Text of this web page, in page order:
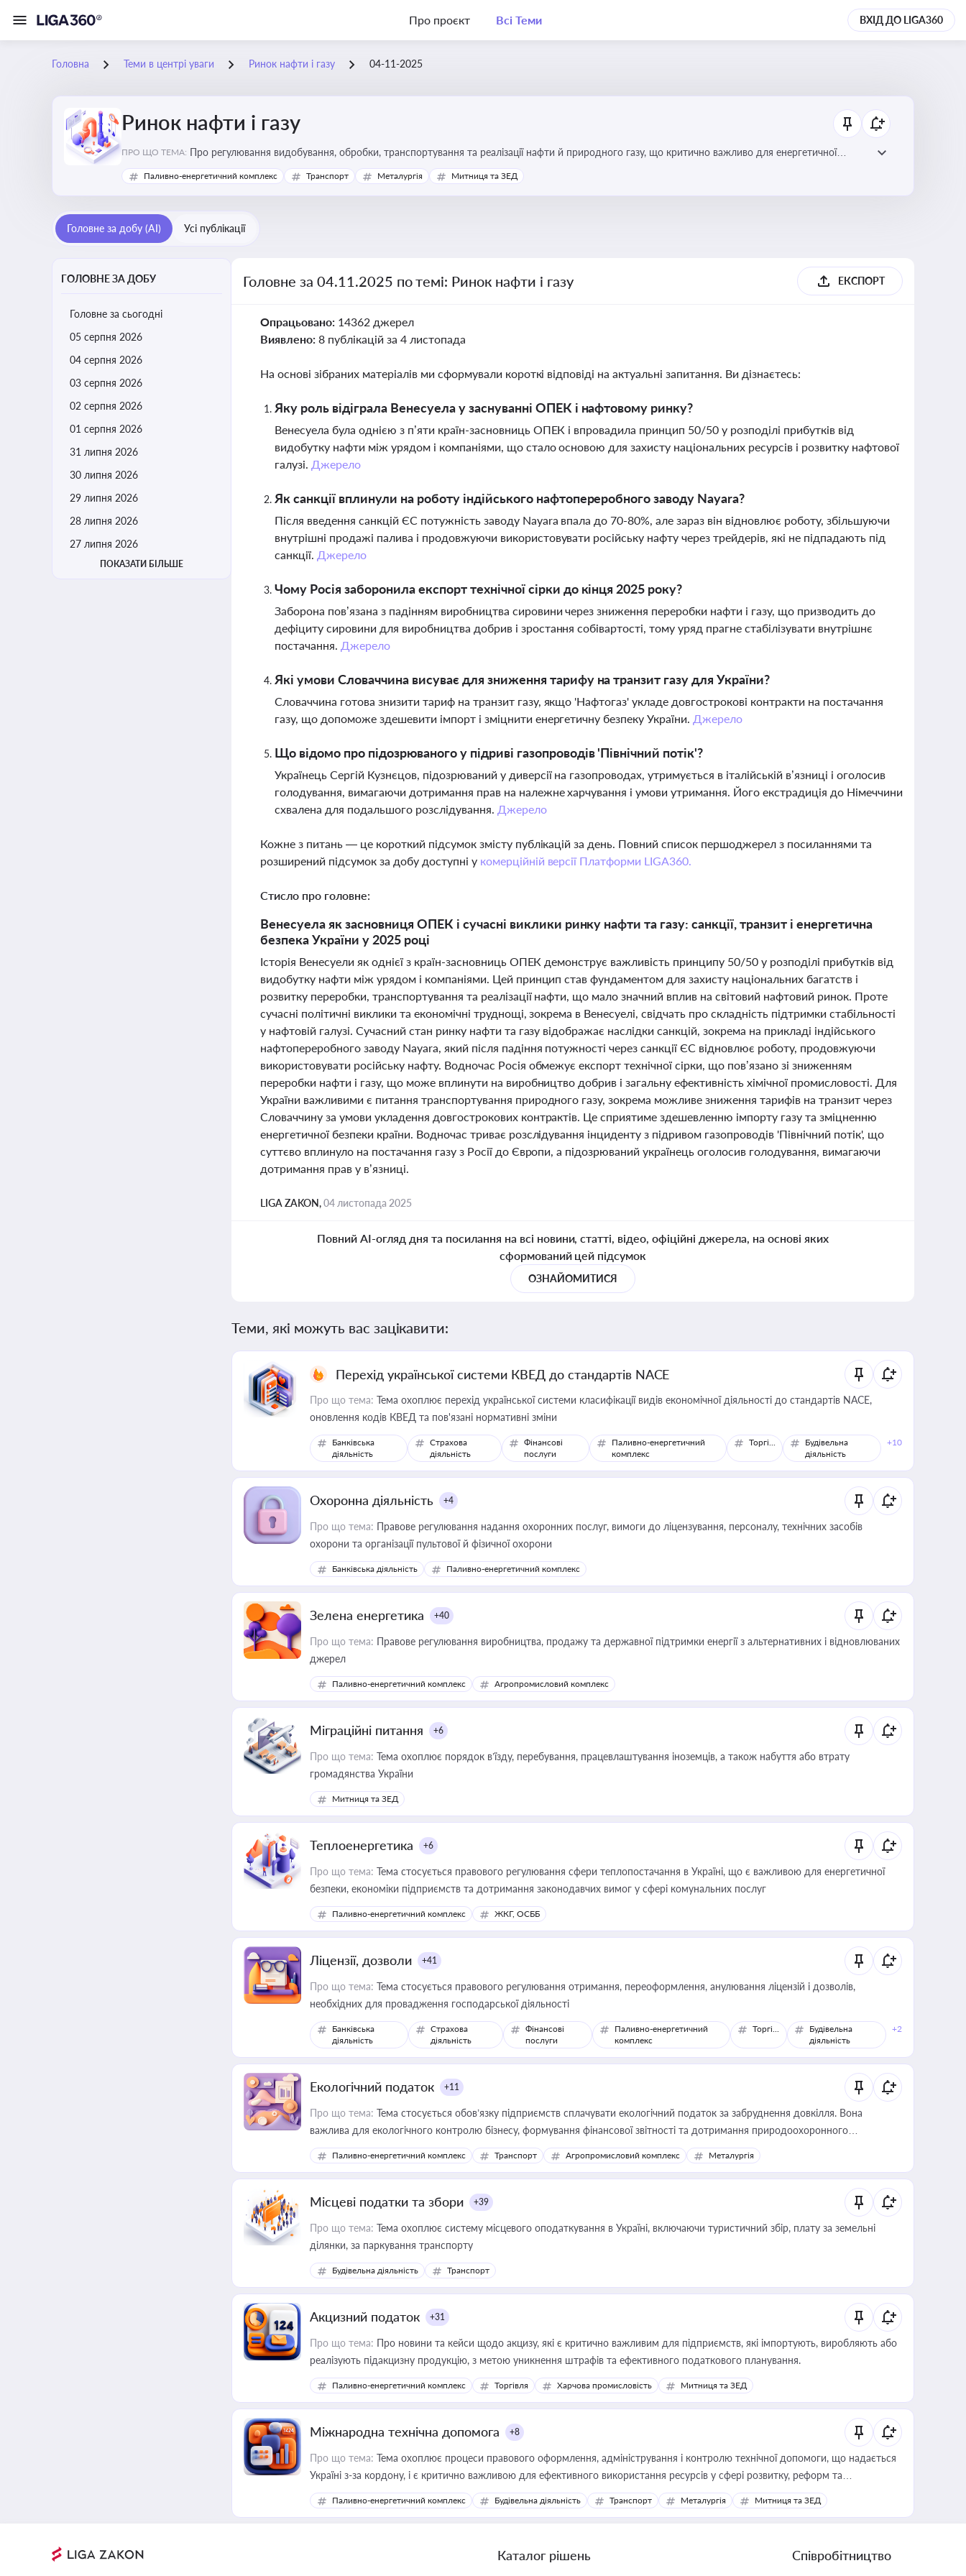
Про проєкт Всі Теми ВХІД ДО LIGA360
Головна Теми в центрі уваги Ринок нафти і газу 04-11-2025
Ринок нафти і газу
ПРО ЩО ТЕМА: Про регулювання видобування, обробки, транспортування та реалізації нафти й природного газу, що критично важливо для енергетичної
безпеки, інвестицій у галузь та дотримання ліцензійних умов діяльності
Паливно-енергетичний комплекс Транспорт Металургія Митниця та ЗЕД
Головне за добу (AI) Усі публікації
ГОЛОВНЕ ЗА ДОБУ
Головне за сьогодні
05 серпня 2026
04 серпня 2026
03 серпня 2026
02 серпня 2026
01 серпня 2026
31 липня 2026
30 липня 2026
29 липня 2026
28 липня 2026
27 липня 2026
ПОКАЗАТИ БІЛЬШЕ
Головне за 04.11.2025 по темі: Ринок нафти і газу ЕКСПОРТ
Опрацьовано: 14362 джерел
Виявлено: 8 публікацій за 4 листопада
На основі зібраних матеріалів ми сформували короткі відповіді на актуальні запитання. Ви дізнаєтесь:
Яку роль відіграла Венесуела у заснуванні ОПЕК і нафтовому ринку?
Венесуела була однією з п’яти країн-засновниць ОПЕК і впровадила принцип 50/50 у розподілі прибутків від
видобутку нафти між урядом і компаніями, що стало основою для захисту національних ресурсів і розвитку нафтової
галузі. Джерело
Як санкції вплинули на роботу індійського нафтопереробного заводу Nayara?
Після введення санкцій ЄС потужність заводу Nayara впала до 70-80%, але зараз він відновлює роботу, збільшуючи
внутрішні продажі палива і продовжуючи використовувати російську нафту через трейдерів, які не підпадають під
санкції. Джерело
Чому Росія заборонила експорт технічної сірки до кінця 2025 року?
Заборона пов’язана з падінням виробництва сировини через зниження переробки нафти і газу, що призводить до
дефіциту сировини для виробництва добрив і зростання собівартості, тому уряд прагне стабілізувати внутрішнє
постачання. Джерело
Які умови Словаччина висуває для зниження тарифу на транзит газу для України?
Словаччина готова знизити тариф на транзит газу, якщо 'Нафтогаз' укладе довгострокові контракти на постачання
газу, що допоможе здешевити імпорт і зміцнити енергетичну безпеку України. Джерело
Що відомо про підозрюваного у підриві газопроводів 'Північний потік'?
Українець Сергій Кузнєцов, підозрюваний у диверсії на газопроводах, утримується в італійській в’язниці і оголосив
голодування, вимагаючи дотримання прав на належне харчування і умови утримання. Його екстрадиція до Німеччини
схвалена для подальшого розслідування. Джерело
Кожне з питань — це короткий підсумок змісту публікацій за день. Повний список першоджерел з посиланнями та
розширений підсумок за добу доступні у комерційній версії Платформи LIGA360.
Стисло про головне:
Венесуела як засновниця ОПЕК і сучасні виклики ринку нафти та газу: санкції, транзит і енергетична
безпека України у 2025 році
Історія Венесуели як однієї з країн-засновниць ОПЕК демонструє важливість принципу 50/50 у розподілі прибутків від
видобутку нафти між урядом і компаніями. Цей принцип став фундаментом для захисту національних багатств і
розвитку переробки, транспортування та реалізації нафти, що мало значний вплив на світовий нафтовий ринок. Проте
сучасні політичні виклики та економічні труднощі, зокрема в Венесуелі, свідчать про складність підтримки стабільності
у нафтовій галузі. Сучасний стан ринку нафти та газу відображає наслідки санкцій, зокрема на прикладі індійського
нафтопереробного заводу Nayara, який після падіння потужності через санкції ЄС відновлює роботу, продовжуючи
використовувати російську нафту. Водночас Росія обмежує експорт технічної сірки, що пов’язано зі зниженням
переробки нафти і газу, що може вплинути на виробництво добрив і загальну ефективність хімічної промисловості. Для
України важливими є питання транспортування природного газу, зокрема можливе зниження тарифів на транзит через
Словаччину за умови укладення довгострокових контрактів. Це сприятиме здешевленню імпорту газу та зміцненню
енергетичної безпеки країни. Водночас триває розслідування інциденту з підривом газопроводів 'Північний потік', що
суттєво вплинуло на постачання газу з Росії до Європи, а підозрюваний українець оголосив голодування, вимагаючи
дотримання прав у в’язниці.
LIGA ZAKON,04 листопада 2025
Повний AI-огляд дня та посилання на всі новини, статті, відео, офіційні джерела, на основі яких
сформований цей підсумок
ОЗНАЙОМИТИСЯ
Теми, які можуть вас зацікавити:
Перехід української системи КВЕД до стандартів NACE
Про що тема: Тема охоплює перехід української системи класифікації видів економічної діяльності до стандартів NACE,
оновлення кодів КВЕД та пов'язані нормативні зміни
Банківська
діяльність
Страхова
діяльність
Фінансові
послуги
Паливно-енергетичний
комплекс
Торгівля
Будівельна
діяльність
+10
Охоронна діяльність +4
Про що тема: Правове регулювання надання охоронних послуг, вимоги до ліцензування, персоналу, технічних засобів
охорони та організації пультової й фізичної охорони
Банківська діяльність Паливно-енергетичний комплекс
Зелена енергетика +40
Про що тема: Правове регулювання виробництва, продажу та державної підтримки енергії з альтернативних і відновлюваних
джерел
Паливно-енергетичний комплекс Агропромисловий комплекс
Міграційні питання +6
Про що тема: Тема охоплює порядок в’їзду, перебування, працевлаштування іноземців, а також набуття або втрату
громадянства України
Митниця та ЗЕД
Теплоенергетика +6
Про що тема: Тема стосується правового регулювання сфери теплопостачання в Україні, що є важливою для енергетичної
безпеки, економіки підприємств та дотримання законодавчих вимог у сфері комунальних послуг
Паливно-енергетичний комплекс ЖКГ, ОСББ
Ліцензії, дозволи +41
Про що тема: Тема стосується правового регулювання отримання, переоформлення, анулювання ліцензій і дозволів,
необхідних для провадження господарської діяльності
Банківська
діяльність
Страхова
діяльність
Фінансові
послуги
Паливно-енергетичний
комплекс
Торгівля
Будівельна
діяльність
+2
Екологічний податок +11
Про що тема: Тема стосується обов’язку підприємств сплачувати екологічний податок за забруднення довкілля. Вона
важлива для екологічного контролю бізнесу, формування фінансової звітності та дотримання природоохоронного
законодавства
Паливно-енергетичний комплекс Транспорт Агропромисловий комплекс Металургія
Місцеві податки та збори +39
Про що тема: Тема охоплює систему місцевого оподаткування в Україні, включаючи туристичний збір, плату за земельні
ділянки, за паркування транспорту
Будівельна діяльність Транспорт
Акцизний податок +31
Про що тема: Про новини та кейси щодо акцизу, які є критично важливим для підприємств, які імпортують, виробляють або
реалізують підакцизну продукцію, з метою уникнення штрафів та ефективного податкового планування.
Паливно-енергетичний комплекс Торгівля Харчова промисловість Митниця та ЗЕД
Міжнародна технічна допомога +8
Про що тема: Тема охоплює процеси правового оформлення, адміністрування і контролю технічної допомоги, що надається
Україні з-за кордону, і є критично важливою для ефективного використання ресурсів у сфері розвитку, реформ та
інфраструктурних проєктів
Паливно-енергетичний комплекс Будівельна діяльність Транспорт Металургія Митниця та ЗЕД
Каталог рішень Співробітництво